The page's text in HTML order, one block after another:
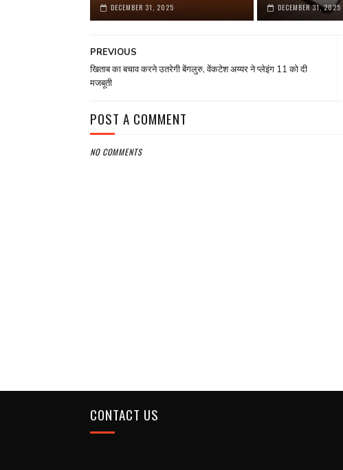
DECEMBER 31, 2025 DECEMBER 31, 2025
PREVIOUS
खिताब का बचाव करने उतरेगी बेंगलुरु, वेंकटेश अय्यर ने प्‍लेइंग 11 को दी
मजबूती
POST A COMMENT
NO COMMENTS
CONTACT US